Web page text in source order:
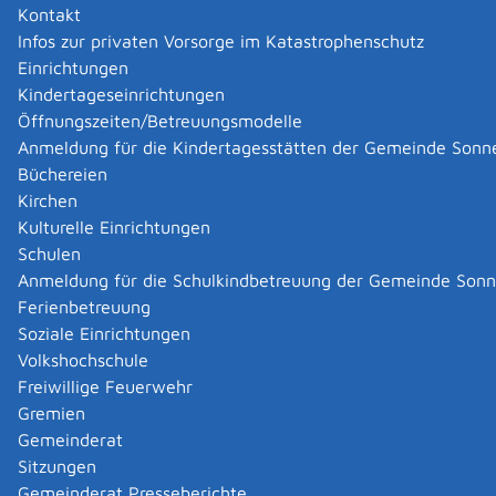
Kontakt
Infos zur privaten Vorsorge im Katastrophenschutz
Einrichtungen
Kindertageseinrichtungen
Öffnungszeiten/Betreuungsmodelle
Anmeldung für die Kindertagesstätten der Gemeinde
Büchereien
Kirchen
Kulturelle Einrichtungen
Schulen
Anmeldung für die Schulkindbetreuung der Gemeinde
Ferienbetreuung
Soziale Einrichtungen
Volkshochschule
Freiwillige Feuerwehr
Gremien
Gemeinderat
Sitzungen
Zuständige Stelle
Der Deutsche Werberat.
Er ist eine Selbstkontrolleinrichtung der deutschen
Werbewirtschaft.
Sie können ihn bei Verstößen gegen freiwillige
Werbekodizes anrufen.
Hinweis: Bei Verstößen gegen gesetzliche
Bestimmungen kooperiert der Deutsche Werberat mit
den hierfür zuständigen Stellen und leitet die
Beschwerde wenn nötig
Leistungsdetails
Voraussetzungen
Eine Werbemaßnahme eines Unternehmens ist